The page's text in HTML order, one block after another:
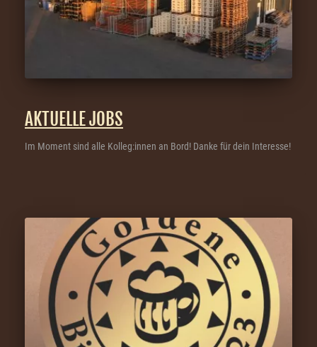
AKTUELLE JOBS
Im Moment sind alle Kolleg:innen an Bord! Danke für dein Interesse!